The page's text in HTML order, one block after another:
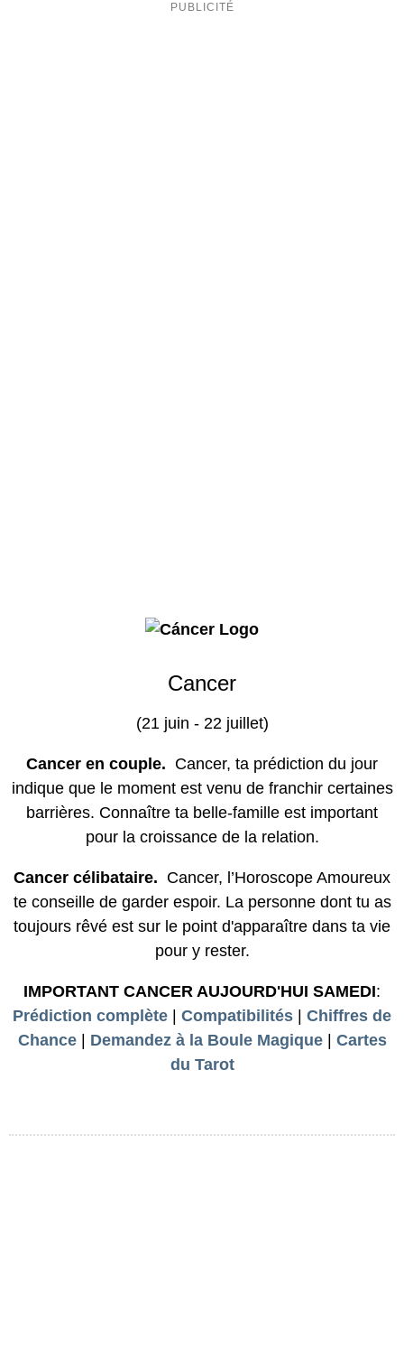
Cancer
(21 juin - 22 juillet)
Cancer en couple. Cancer, ta prédiction du jour
indique que le moment est venu de franchir certaines
barrières. Connaître ta belle-famille est important
pour la croissance de la relation.
Cancer célibataire. Cancer, l’Horoscope Amoureux
te conseille de garder espoir. La personne dont tu as
toujours rêvé est sur le point d'apparaître dans ta vie
pour y rester.
IMPORTANT CANCER AUJOURD'HUI SAMEDI:
Prédiction complète | Compatibilités | Chiffres de
Chance| Demandez à la Boule Magique| Cartes
du Tarot